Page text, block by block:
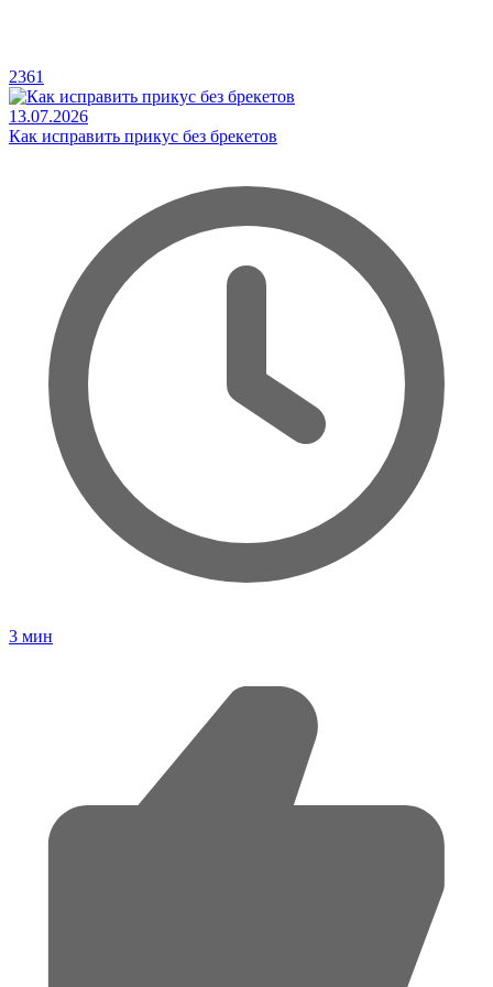
2361
13.07.2026
Как исправить прикус без брекетов
3 мин